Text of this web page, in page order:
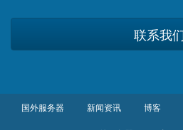
联系我
国外服务器 新闻资讯 博客